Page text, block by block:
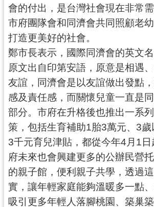
訊
息
公
告
便
民
服
務
政
府
資
訊
公
開
會的付出，是台灣社會現在非常
市府團隊會和同濟會共同照顧老
打造更美好的社會。
鄭市長表示，國際同濟會的英文
原文出自印第安語，原意是相遇
友誼，同濟會是以友誼做出發點
感及責任感，而關懷兒童一直是
部分。市府在升格後也推出一系
策，包括生育補助1胎3萬元、3歲
3千元育兒津貼，都從今年4月1
府未來也會興建更多的公辦民營
的親子館，便利親子共學，透過
實，讓年輕家庭能夠溫暖多一點
吸引更多年輕人落腳桃園、築巢築